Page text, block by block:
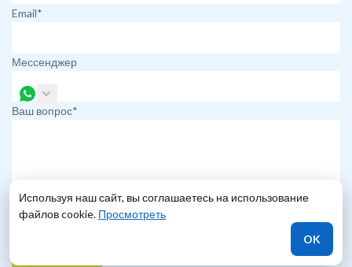
Email*
Мессенджер
Ваш вопрос*
Используя наш сайт, вы соглашаетесь на использование
файлов cookie. Просмотреть
OK